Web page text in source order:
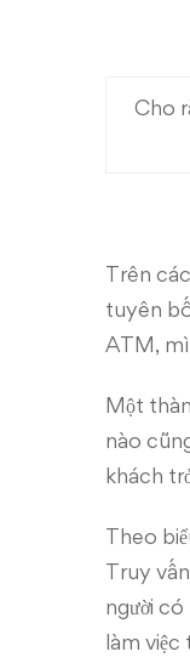
Cho
Trên
tuyên
ATM,
Một
nào
khách
Theo
Truy
người
làm việc